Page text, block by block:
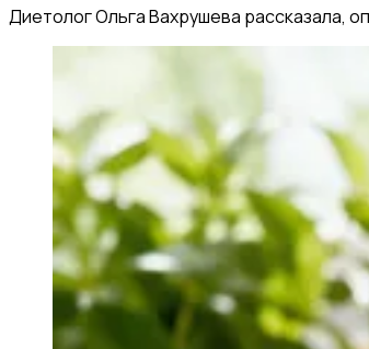
Диетолог Ольга Вахрушева рассказала,